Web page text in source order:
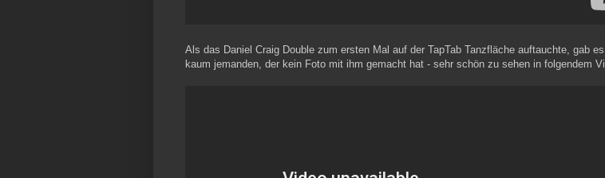
Als das Daniel Craig Double zum ersten Mal auf der TapTab Tanzfläche auftauchte, gab es
kaum jemanden, der kein Foto mit ihm gemacht hat - sehr schön zu sehen in folgendem